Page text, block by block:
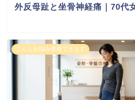
外反母趾と坐骨神経痛｜70代
こんなお悩み改善できます